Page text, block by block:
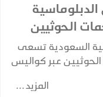
الحوثيين
السعودية تسعى
الحوثيين عبر كواليس
مع الجماعة
النفطي
المزيد